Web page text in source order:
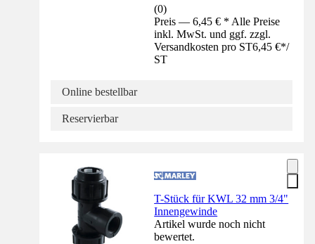
(0)
Preis — 6,45 € * Alle Preise
inkl. MwSt. und ggf. zzgl.
Versandkosten pro ST6,45 €*/
ST
Online bestellbar
Reservierbar
T-Stück für KWL 32 mm 3/4"
Innengewinde
Artikel wurde noch nicht
bewertet.